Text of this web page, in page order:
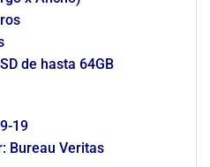
de hasta 64GB
19
Bureau Veritas